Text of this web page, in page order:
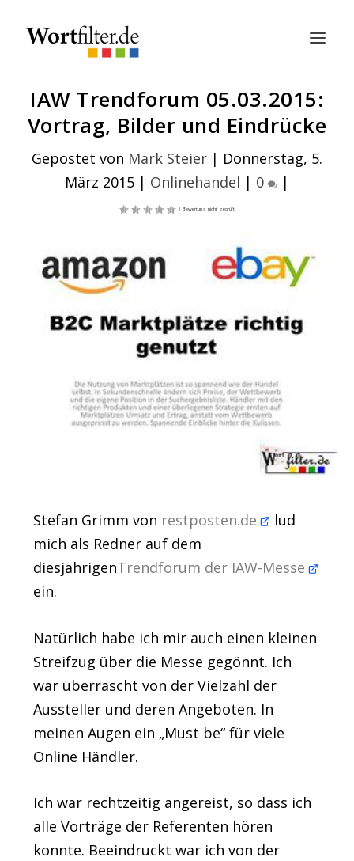
IAW Trendforum 05.03.2015:
Vortrag, Bilder und Eindrücke
Gepostet von Mark Steier | Donnerstag, 5.
März 2015 | Onlinehandel | 0 |
Stefan Grimm von restposten.de
lud
mich als Redner auf dem
diesjährigenTrendforum der IAW-Messe
ein.
Natürlich habe ich mir auch einen kleinen
Streifzug über die Messe gegönnt. Ich
war überrascht von der Vielzahl der
Aussteller und deren Angeboten. In
meinen Augen ein „Must be“ für viele
Online Händler.
Ich war rechtzeitig angereist, so dass ich
alle Vorträge der Referenten hören
konnte. Beeindruckt war ich von der